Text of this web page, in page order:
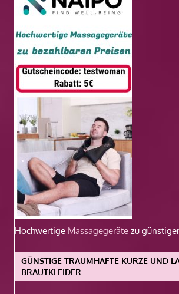
Hochwertige Massagegeräte zu
GÜNSTIGE TRAUMHAFTE KURZE UND
BRAUTKLEIDER